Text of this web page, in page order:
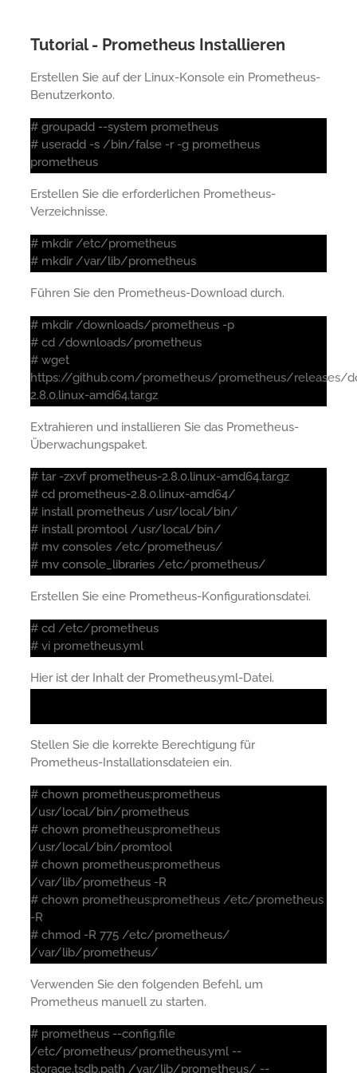
Tutorial - Prometheus Installieren
Erstellen Sie auf der Linux-Konsole ein Prometheus-
Benutzerkonto.
# groupadd --system prometheus
# useradd -s /bin/false -r -g prometheus
prometheus
Erstellen Sie die erforderlichen Prometheus-
Verzeichnisse.
# mkdir /etc/prometheus
# mkdir /var/lib/prometheus
Führen Sie den Prometheus-Download durch.
# mkdir /downloads/prometheus -p
# cd /downloads/prometheus
# wget
https://github.com/prometheus/prometheus/releases/
2.8.0.linux-amd64.tar.gz
Extrahieren und installieren Sie das Prometheus-
Überwachungspaket.
# tar -zxvf prometheus-2.8.0.linux-amd64.tar.gz
# cd prometheus-2.8.0.linux-amd64/
# install prometheus /usr/local/bin/
# install promtool /usr/local/bin/
# mv consoles /etc/prometheus/
# mv console_libraries /etc/prometheus/
Erstellen Sie eine Prometheus-Konfigurationsdatei.
# cd /etc/prometheus
# vi prometheus.yml
Hier ist der Inhalt der Prometheus.yml-Datei.
Stellen Sie die korrekte Berechtigung für
Prometheus-Installationsdateien ein.
# chown prometheus:prometheus
/usr/local/bin/prometheus
# chown prometheus:prometheus
/usr/local/bin/promtool
# chown prometheus:prometheus
/var/lib/prometheus -R
# chown prometheus:prometheus /etc/prometheus
-R
# chmod -R 775 /etc/prometheus/
/var/lib/prometheus/
Verwenden Sie den folgenden Befehl, um
Prometheus manuell zu starten.
# prometheus --config.file
/etc/prometheus/prometheus.yml --
storage.tsdb.path /var/lib/prometheus/ --